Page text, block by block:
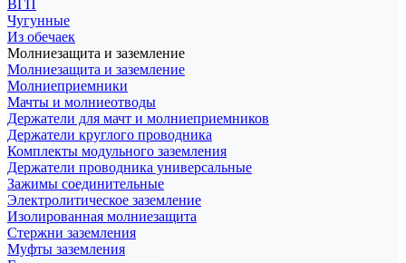
ВГП
Чугунные
Из обечаек
Молниезащита и заземление
Молниезащита и заземление
Молниеприемники
Мачты и молниеотводы
Держатели для мачт и молниеприемников
Держатели круглого проводника
Комплекты модульного заземления
Держатели проводника универсальные
Зажимы соединительные
Электролитическое заземление
Изолированная молниезащита
Стержни заземления
Муфты заземления